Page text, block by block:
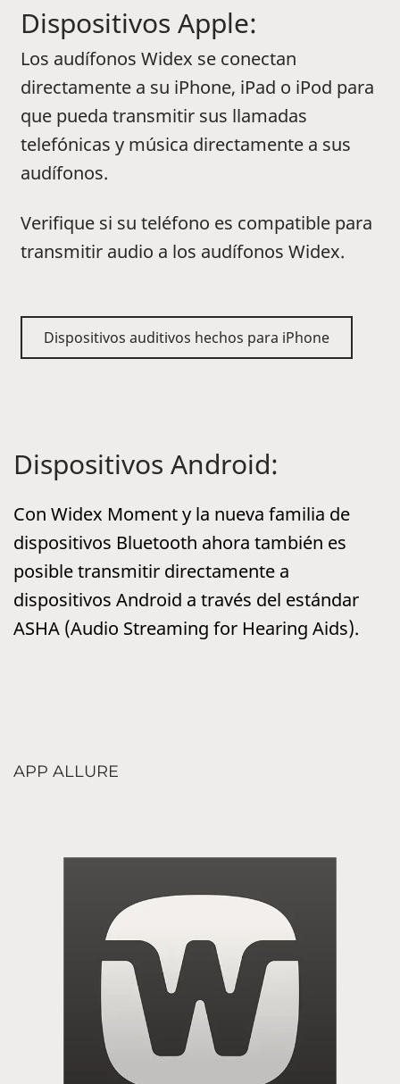
Dispositivos Apple:
Los audífonos Widex se conectan
directamente a su iPhone, iPad o iPod para
que pueda transmitir sus llamadas
telefónicas y música directamente a sus
audífonos.
Verifique si su teléfono es compatible para
transmitir audio a los audífonos Widex.
Dispositivos auditivos hechos para iPhone
Dispositivos Android:
Con Widex Moment y la nueva familia de
dispositivos Bluetooth ahora también es
posible transmitir directamente a
dispositivos Android a través del estándar
ASHA (Audio Streaming for Hearing Aids).
APP ALLURE